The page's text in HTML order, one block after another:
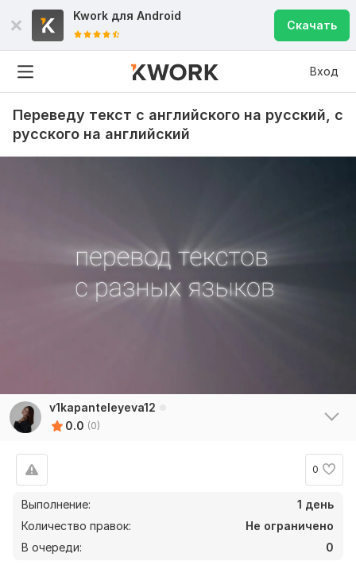
Kwork для Android
Скачать
Вход
Переведу текст с английского на русский, с
русского на английский
v1kapanteleyeva12
0.0 (0)
0
Выполнение:
1 день
Количество правок:
Не ограничено
В очереди:
0